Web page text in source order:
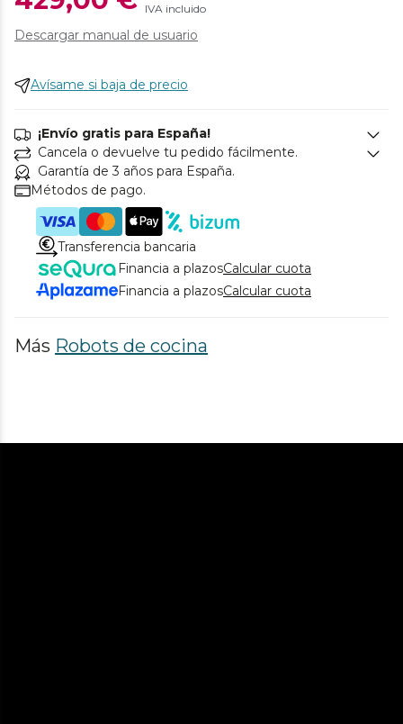
IVA incluido
Descargar manual de usuario
Avísame si baja de precio
¡Envío gratis para España!
Cancela o devuelve tu pedido fácilmente.
Garantía de 3 años para España.
Métodos de pago.
Transferencia bancaria
Financia a plazosCalcular cuota
Financia a plazosCalcular cuota
Más Robots de cocina